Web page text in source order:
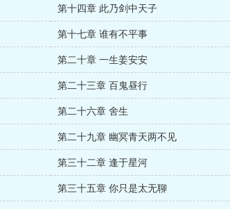
第十四章 此乃剑中天子
第十七章 谁有不平事
第二十章 一生姜安安
第二十三章 百鬼昼行
第二十六章 舍生
第二十九章 幽冥青天两不见
第三十二章 逢于星河
第三十五章 你只是太无聊